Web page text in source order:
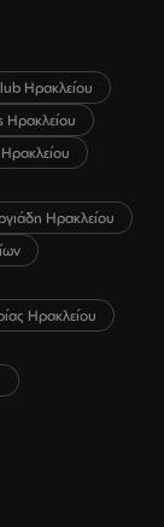
Ηρακλείου
Ηρακλείου
Ηρακλείου
Ηρακλείου